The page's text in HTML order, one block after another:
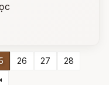
26 27
28